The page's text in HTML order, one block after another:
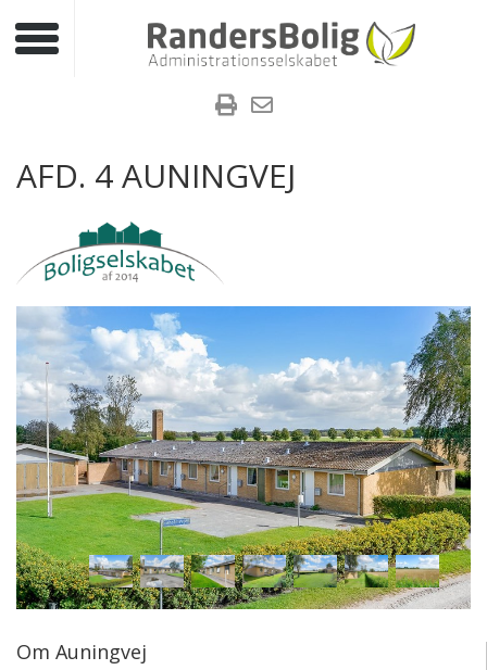
Toggle navigation
AFD. 4 AUNINGVEJ
Om Auningvej